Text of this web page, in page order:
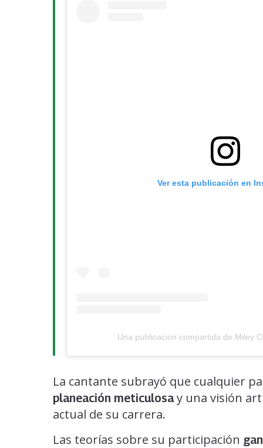
Ver esta publicación en
Una publicación compartida de Miley
La cantante subrayó que cualquier
planeación meticulosay una visión
actual de su carrera.
Las teorías sobre su participación